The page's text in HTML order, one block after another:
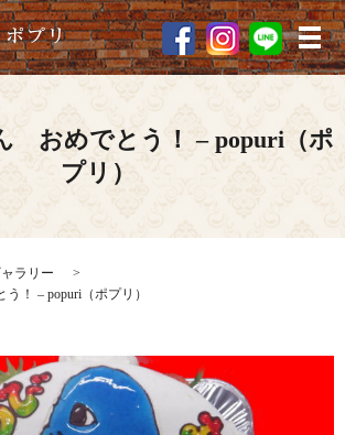
メ
おめでとう！ – popuri（ポ
プリ）
ラリー
！ – popuri（ポプリ）